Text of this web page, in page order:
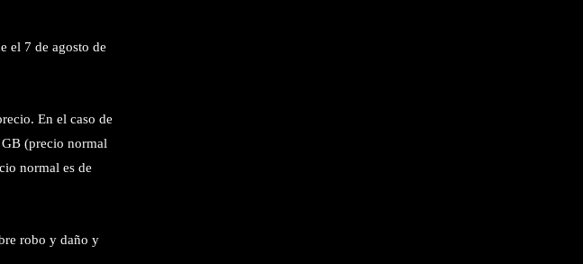
el 7 de agosto de
En el caso de
(precio normal
normal es de
robo y daño y